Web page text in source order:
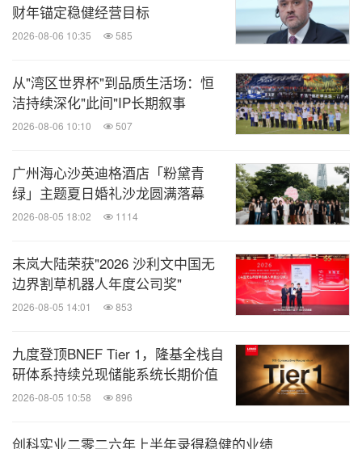
财年锚定稳健经营目标
2026-08-06 10:35 585
从"湾区世界杯"到品质生活场：恒
洁持续深化"此间"IP长期叙事
2026-08-06 10:10 507
广州海心沙英迪格酒店「粉黛青
绿」主题夏日婚礼沙龙圆满落幕
2026-08-05 18:02 1114
未岚大陆荣获"2026 沙利文中国无
边界割草机器人年度公司奖"
2026-08-05 14:01 853
九度登顶BNEF Tier 1，隆基全栈自
研体系持续兑现储能系统长期价值
2026-08-05 10:58 896
创科实业二零二六年上半年录得稳健的业绩